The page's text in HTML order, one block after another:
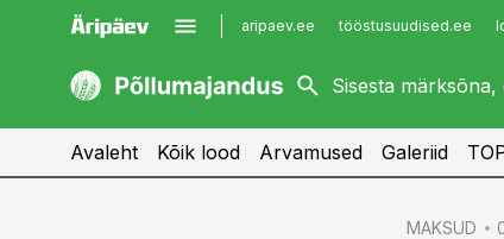
aripaev.ee tööstusuudised.ee
kaubandus.ee
kinnisvarauudised.ee
imelineajalugu.ee
Avaleht Kõik lood Arvamused Galeriid
MAKSUD